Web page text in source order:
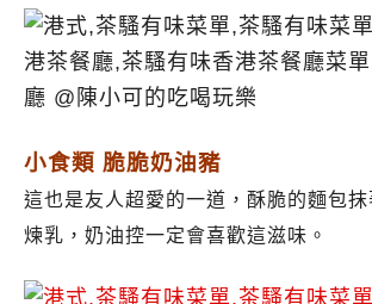
小食類 脆脆奶油豬
這也是友人超愛的一道，酥脆的麵包
煉乳，奶油控一定會喜歡這滋味。